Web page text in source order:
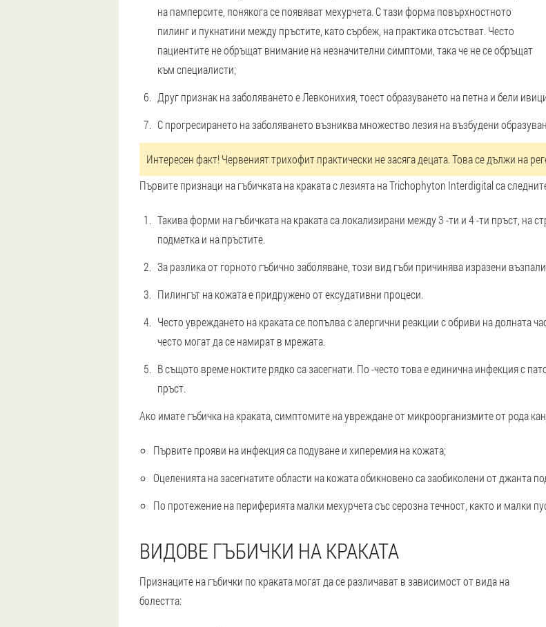
на памперсите, понякога се появяват мехурчета. С тази форма повърхностното
пилинг и пукнатини между пръстите, като сърбеж, на практика отсъстват. Често
пациентите не обръщат внимание на незначителни симптоми, така че не се обръщат
към специалисти;
Друг признак на заболяването е Левконихия, тоест образуването на петна и бели
С прогресирането на заболяването възниква множество лезия на възбудени
Интересен факт! Червеният трихофит практически не засяга децата. Това се дължи на
Първите признаци на гъбичката на краката с лезията на Trichophyton Interdigital са
Такива форми на гъбичката на краката са локализирани между 3 -ти и 4 -ти пръст, на
подметка и на пръстите.
За разлика от горното гъбично заболяване, този вид гъби причинява изразени
Пилингът на кожата е придружено от ексудативни процеси.
Често увреждането на краката се попълва с алергични реакции с обриви на долната
често могат да се намират в мрежата.
В същото време ноктите рядко са засегнати. По -често това е единична инфекция с
пръст.
Ако имате гъбичка на краката, симптомите на увреждане от микроорганизмите от рода
Първите прояви на инфекция са подуване и хиперемия на кожата;
Оцеленията на засегнатите области на кожата обикновено са заобиколени от джанта
По протежение на периферията малки мехурчета със серозна течност, както и малки
ВИДОВЕ ГЪБИЧКИ НА КРАКАТА
Признаците на гъбички по краката могат да се различават в зависимост от вида на
болестта: